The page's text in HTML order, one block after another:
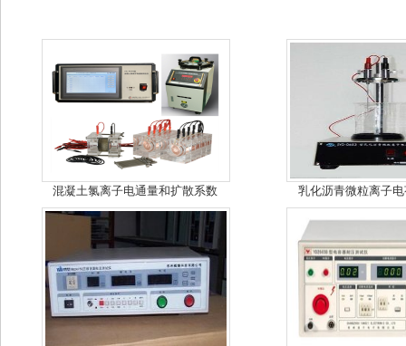
混凝土氯离子电通量和扩散系数 乳化沥青微粒离子